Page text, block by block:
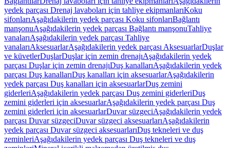
yedek parçası Drenaj lavaboları için tahliye ekipmanlarıKoku
sifonlarıAşağıdakilerin yedek parçası Koku sifonlarıBağlantı
manşonuAşağıdakilerin yedek parçası Bağlantı manşonuTahliye
vanalarıAşağıdakilerin yedek parçası Tahliye
vanalarıAksesuarlarAşağıdakilerin yedek parçası AksesuarlarDuşlar
ve küvetlerDuşlarDuşlar için zemin drenajıAşağıdakilerin yedek
parçası Duşlar için zemin drenajıDuş kanallarıAşağıdakilerin yedek
parçası Duş kanallarıDuş kanalları için aksesuarlarAşağıdakilerin
yedek parçası Duş kanalları için aksesuarlarDuş zemini
giderleriAşağıdakilerin yedek parçası Duş zemini giderleriDuş
zemini giderleri için aksesuarlarAşağıdakilerin yedek parçası Duş
zemini giderleri için aksesuarlarDuvar süzgeciAşağıdakilerin yedek
parçası Duvar süzgeciDuvar süzgeci aksesuarlarıAşağıdakilerin
yedek parçası Duvar süzgeci aksesuarlarıDuş tekneleri ve duş
zeminleriAşağıdakilerin yedek parçası Duş tekneleri ve duş